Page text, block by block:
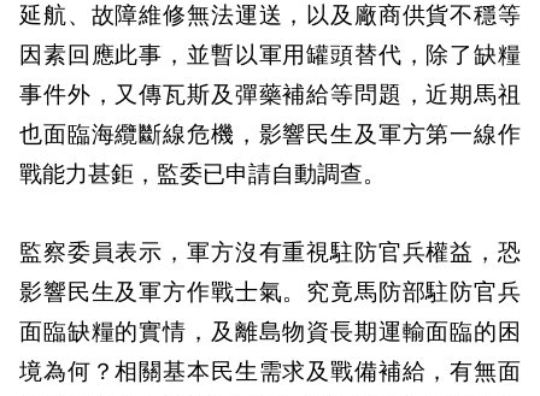
延航、故障維修無法運送，以及廠商供貨不穩等
因素回應此事，並暫以軍用罐頭替代，除了缺糧
事件外，又傳瓦斯及彈藥補給等問題，近期馬祖
也面臨海纜斷線危機，影響民生及軍方第一線作
戰能力甚鉅，監委已申請自動調查。
監察委員表示，軍方沒有重視駐防官兵權益，恐
影響民生及軍方作戰士氣。究竟馬防部駐防官兵
面臨缺糧的實情，及離島物資長期運輸面臨的困
境為何？相關基本民生需求及戰備補給，有無面